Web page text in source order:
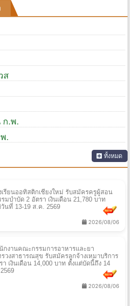
ส
ก.พ.
.
ทั้งหมด
เรียนออทิสติกเชียงใหม่ รับสมัครครูผู้สอน
มบำบัด 2 อัตรา เงินเดือน 21,780 บาท
วันที่ 13-19 ส.ค. 2569
2026/08/06
กงานคณะกรรมการอาหารและยา
รวงสาธารณสุข รับสมัครลูกจ้างเหมาบริการ
า เงินเดือน 14,000 บาท ตั้งแต่บัดนี้ถึง 14
2026/08/06